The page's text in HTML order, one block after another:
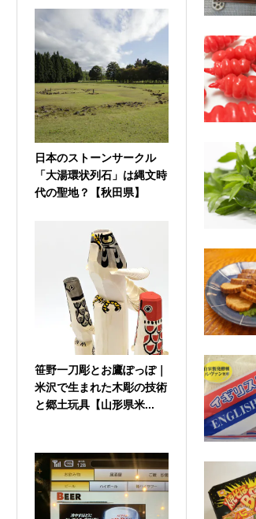
日本のストーンサークル
「大湯環状列石」は縄文時
代の聖地？【秋田県】
笹野一刀彫とお鷹ぽっぽ｜
米沢で生まれた木彫の技術
と郷土玩具【山形県米...